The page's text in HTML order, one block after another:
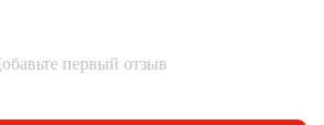
первый отзыв